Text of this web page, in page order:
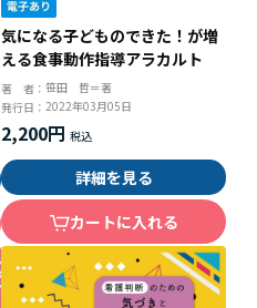
気になる子どものできた！が増
える食事動作指導アラカルト
著 者： 笹田 哲＝著
発行日： 2022年03月05日
2,200円
詳細を見る
カートに入れる